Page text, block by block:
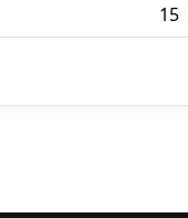
15